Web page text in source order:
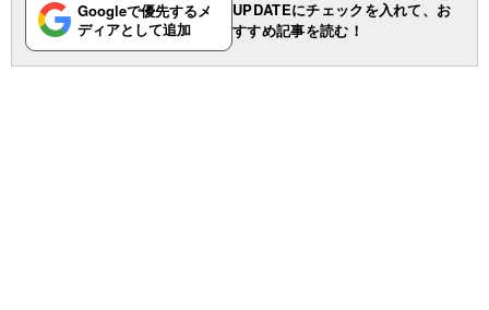
Googleで優先するメ
ディアとして追加
UPDATEにチェックを入れて、お
すすめ記事を読む！